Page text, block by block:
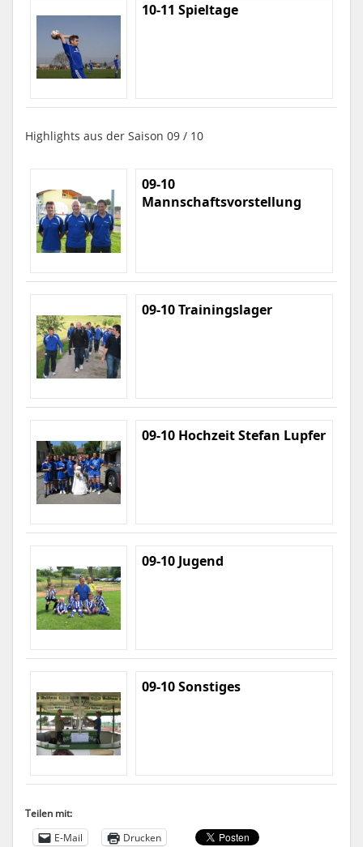
10-11 Spieltage
Highlights aus der Saison 09 / 10
09-10
Mannschaftsvorstellung
09-10 Trainingslager
09-10 Hochzeit Stefan Lupfer
09-10 Jugend
09-10 Sonstiges
Teilen mit:
E-Mail
Drucken